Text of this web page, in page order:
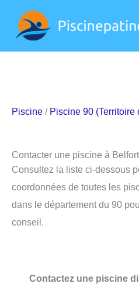
contenu
Piscine / Piscine 90 (Territoire
Contacter une piscine à
Consultez la liste ci-dessous
coordonnées de toutes les
dans le département du 90
conseil.
Contactez une piscine